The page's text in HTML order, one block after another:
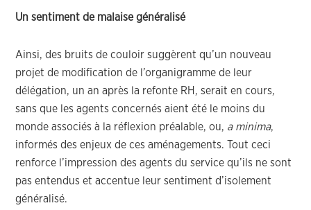
Un sentiment de malaise généralisé
Ainsi, des bruits de couloir suggèrent qu’un nouveau
projet de modification de l’organigramme de leur
délégation, un an après la refonte RH, serait en cours,
sans que les agents concernés aient été le moins du
monde associés à la réflexion préalable, ou, a minima,
informés des enjeux de ces aménagements. Tout ceci
renforce l’impression des agents du service qu’ils ne sont
pas entendus et accentue leur sentiment d’isolement
généralisé.